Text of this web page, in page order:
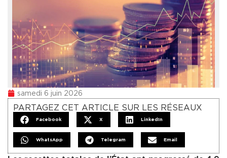
samedi 6 juin 2026
PARTAGEZ CET ARTICLE SUR LES RÉSEAUX
Facebook X LinkedIn
WhatsApp Telegram Email